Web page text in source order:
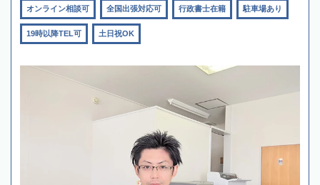
オンライン相談可 全国出張対応可 行政書士在籍 駐車場あり
19時以降TEL可 土日祝OK